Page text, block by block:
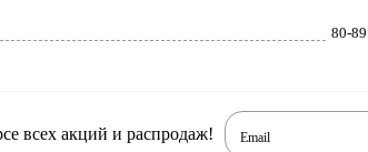
80-89
всех акций и распродаж! Email